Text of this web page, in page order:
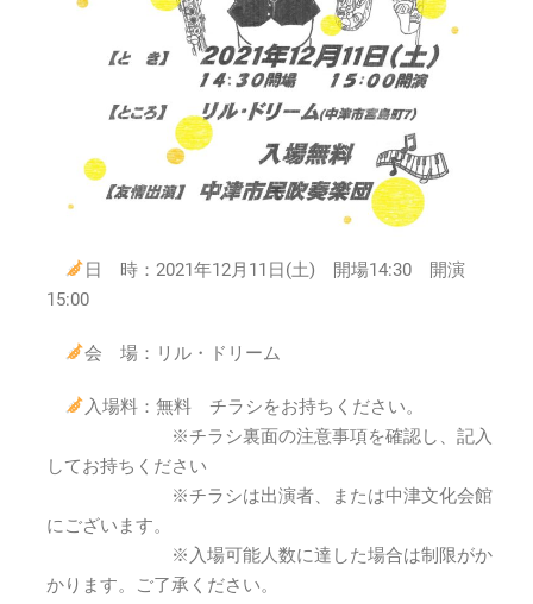
期
演
奏
会
2021
12
月
11
(土)15:00
～
日 時：2021年12月11日(土) 開場14:30 開演
15:00
会 場：リル・ドリーム
入場料：無料 チラシをお持ちください。
※チラシ裏面の注意事項を確認し、記入
してお持ちください
※チラシは出演者、または中津文化会館
にございます。
※入場可能人数に達した場合は制限がか
かります。ご了承ください。